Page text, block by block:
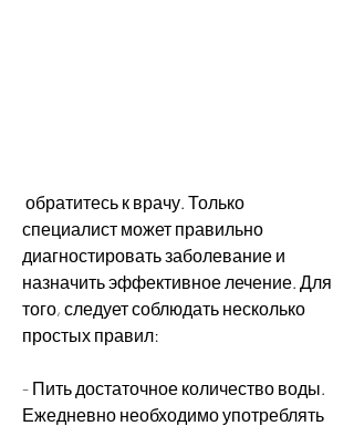
специалист может правильно
диагностировать заболевание и
назначить эффективное лечение. Для
того, следует соблюдать несколько
простых правил:
- Пить достаточное количество воды.
Ежедневно необходимо употреблять